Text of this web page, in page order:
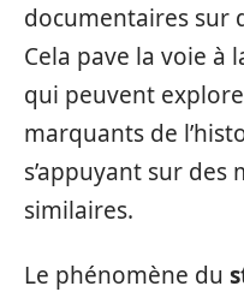
documentaires sur
Cela pave la voie à
qui peuvent
marquants de
s’appuyant sur
similaires.
Le phénomène du